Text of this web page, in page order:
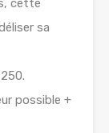
cette
sa
possible +